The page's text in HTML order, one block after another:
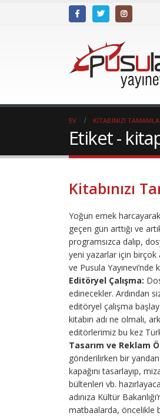
EV KITABINIZI
Etiket -
Kitabınızı
Yoğun emek harcayarak
geçen gün arttığı ve
programsızca dalıp,
yeni yazarlar için birçok
ve Pusula
Editöryel Çalışma:
edinecekler. Ardından
editöryel çalışma
kitabın adı ne olmalı,
editörlerimiz bu kez
Tasarım ve Reklam
gönderilirken bir
kapağını tasarlayıp,
bültenleri vb.
adınıza Kültür
matbaalarda, öncelikle